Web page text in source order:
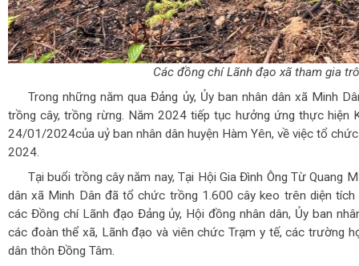
Các đồng chí Lãnh đạo xã tham gia
Trong những năm qua Đảng ủy, Ủy ban nhân dân xã Minh
trồng cây, trồng rừng. Năm 2024 tiếp tục hưởng ứng thực hiện
24/01/2024của uỷ ban nhân dân huyện Hàm Yên, về việc tổ
2024.
Tại buổi trồng cây năm nay, Tại Hội Gia Đình Ông Từ Quang
dân xã Minh Dân đã tổ chức trồng 1.600 cây keo trên diện
các Đồng chí Lãnh đạo Đảng ủy, Hội đồng nhân dân, Ủy ban
các đoàn thể xã, Lãnh đạo và viên chức Trạm y tế, các trường
dân thôn Đồng Tâm.